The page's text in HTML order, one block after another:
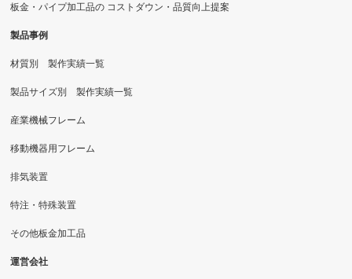
板金・パイプ加工品の コストダウン・品質向上提案
製品事例
材質別 製作実績一覧
製品サイズ別 製作実績一覧
産業機械フレーム
移動機器用フレーム
排気装置
特注・特殊装置
その他板金加工品
運営会社